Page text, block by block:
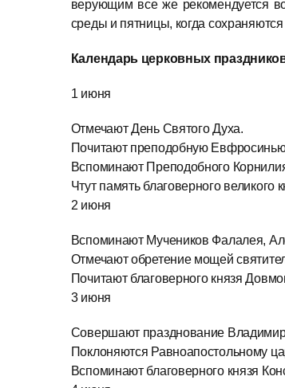
верующим все же рекомендуется
среды и пятницы, когда
Календарь церковных
1 июня
Отмечают День Святого Духа.
Почитают преподобную
Вспоминают Преподобного
Чтут память благоверного
2 июня
Вспоминают Мучеников Фалалея,
Отмечают обретение мощей
Почитают благоверного князя
3 июня
Совершают празднование
Поклоняются Равноапостольному
Вспоминают благоверного князя